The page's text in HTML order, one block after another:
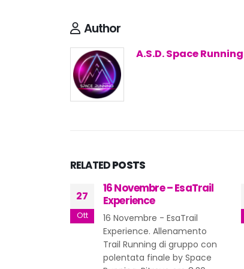
Author
A.S.D. Space Running
RELATEDPOSTS
23
Dic
Space Atletica – Orari
Festività 2021
Space Atletica: comunicato
sugli orari degli allenamenti
durante le festività Natale -
Capodanno 2021